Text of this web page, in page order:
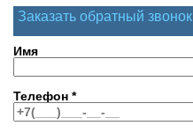
Заказать обратный звонок
Имя
Телефон *